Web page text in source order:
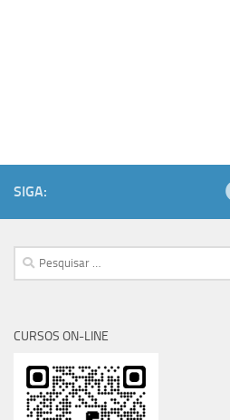
SIGA:
Pesquisar
por:
CURSOS ON-LINE